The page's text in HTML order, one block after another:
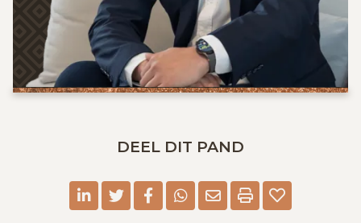
DEEL DIT PAND
linkedin
twitter
facebook
whatsapp
E-mail
Print